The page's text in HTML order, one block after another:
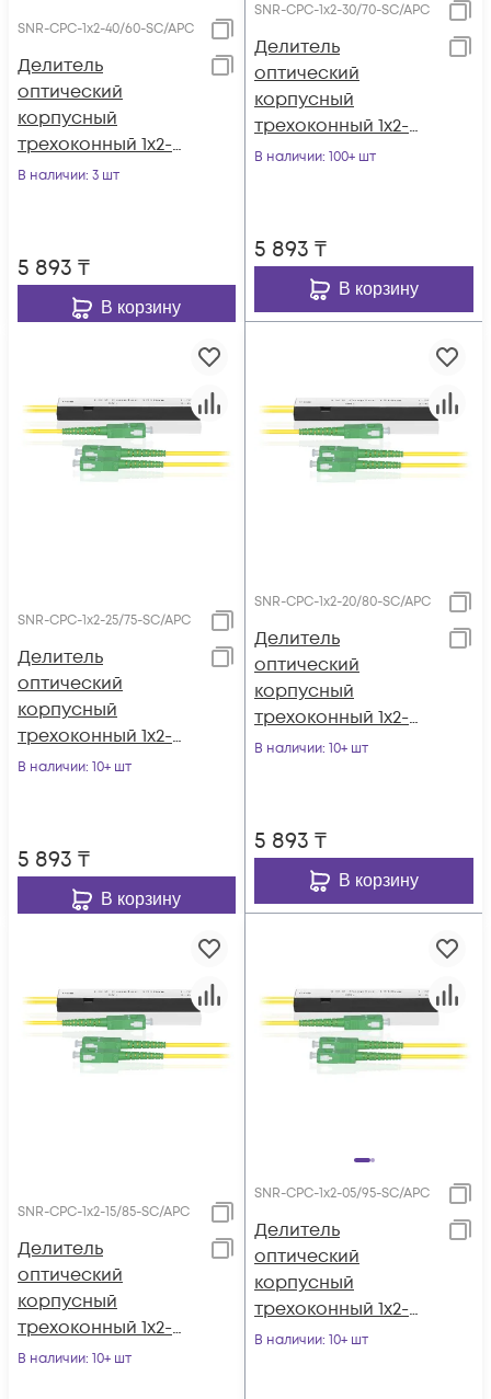
SNR-CPC-1x2-40/60-SC/APC
Делитель
оптический
корпусный
трехоконный 1х2-
40/60 SC/APC
В наличии: 3 шт
5 893 ₸
В корзину
SNR-CPC-1x2-30/70-SC/APC
Делитель
оптический
корпусный
трехоконный 1х2-
30/70 SC/APC
В наличии: 100+ шт
5 893 ₸
В корзину
SNR-CPC-1x2-25/75-SC/APC
Делитель
оптический
корпусный
трехоконный 1х2-
25/75 SC/APC
В наличии: 10+ шт
5 893 ₸
В корзину
SNR-CPC-1x2-20/80-SC/APC
Делитель
оптический
корпусный
трехоконный 1х2-
20/80 SC/APC
В наличии: 10+ шт
5 893 ₸
В корзину
SNR-CPC-1x2-15/85-SC/APC
Делитель
оптический
корпусный
трехоконный 1х2-
15/85 SC/APC
В наличии: 10+ шт
SNR-CPC-1x2-05/95-SC/APC
Делитель
оптический
корпусный
трехоконный 1х2-
05/95 SC/APC
В наличии: 10+ шт